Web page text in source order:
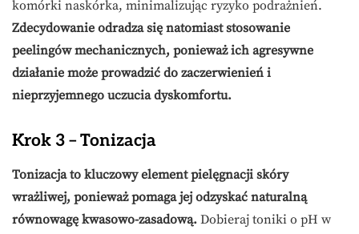
komórki naskórka, minimalizując ryzyko podrażnień.
Zdecydowanie odradza się natomiast stosowanie
peelingów mechanicznych, ponieważ ich agresywne
działanie może prowadzić do zaczerwienień i
nieprzyjemnego uczucia dyskomfortu.
Krok 3 – Tonizacja
Tonizacja to kluczowy element pielęgnacji skóry
wrażliwej, ponieważ pomaga jej odzyskać naturalną
równowagę kwasowo-zasadową. Dobieraj toniki o pH w